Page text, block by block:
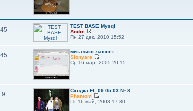
45
TEST BASE Mysql
Andre
Пн 27 дек, 2010 15:52
45
миталикс лашпет
Slonyara
Ср 16 мар, 2005 20:15
9
Сходка FL 09.05.03 № 8
Phantom
Пт 16 май, 2003 17:30